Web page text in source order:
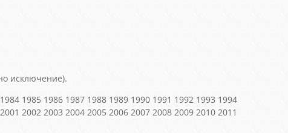
исключение).
1985 1986 1987 1988 1989 1990 1991 1992 1993 1994
2002 2003 2004 2005 2006 2007 2008 2009 2010 2011